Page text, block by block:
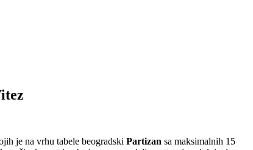
je na vrhu tabele beogradski Partizan sa maksimalnih 15